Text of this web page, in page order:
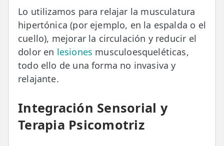
Lo utilizamos para relajar la musculatura
hipertónica (por ejemplo, en la espalda o el
cuello), mejorar la circulación y reducir el
dolor en lesiones musculoesqueléticas,
todo ello de una forma no invasiva y
relajante.
Integración Sensorial y
Terapia Psicomotriz